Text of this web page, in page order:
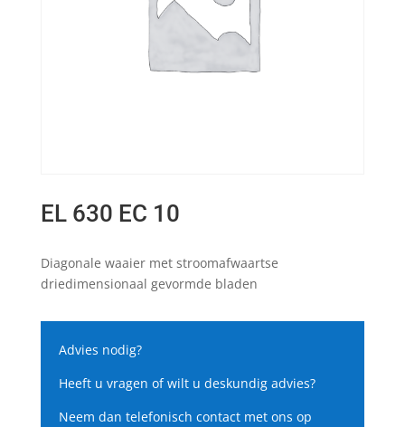
EL 630 EC 10
Diagonale waaier met stroomafwaartse
driedimensionaal gevormde bladen
Advies nodig?
Heeft u vragen of wilt u deskundig advies?
Neem dan telefonisch contact met ons op